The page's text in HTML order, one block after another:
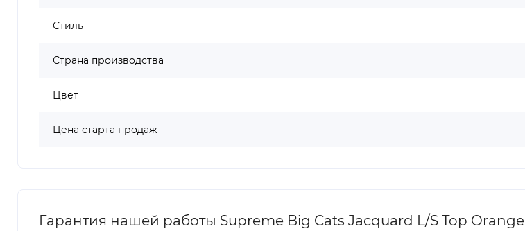
Стиль
Страна производства
Цвет
Цена старта продаж
Гарантия нашей работы Supreme Big Cats Jacquard L/S Top Orange